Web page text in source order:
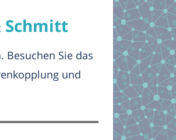
Schmitt
Besuchen Sie das
und